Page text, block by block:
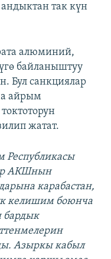
так күн
алюминий,
байланыштуу
Бул санкциялар
айрым
жатат.
Республикасы
АКШнын
карабастан,
келишим боюнча
бардык
Азыркы кабыл